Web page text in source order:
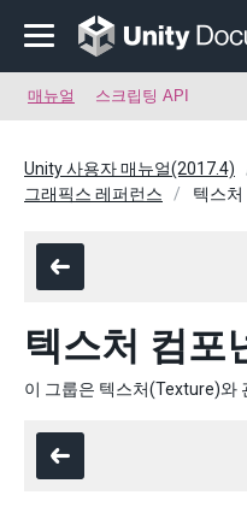
매뉴얼 스크립팅 API
Unity 사용자 매뉴얼(2017.4)
그래픽스 레퍼런스
텍스처
텍스처 컴포
이 그룹은 텍스처(Texture)와